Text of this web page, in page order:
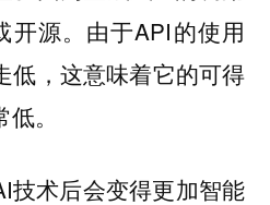
开源。由于API的使用
低，这意味着它的可得
。
技术后会变得更加智能